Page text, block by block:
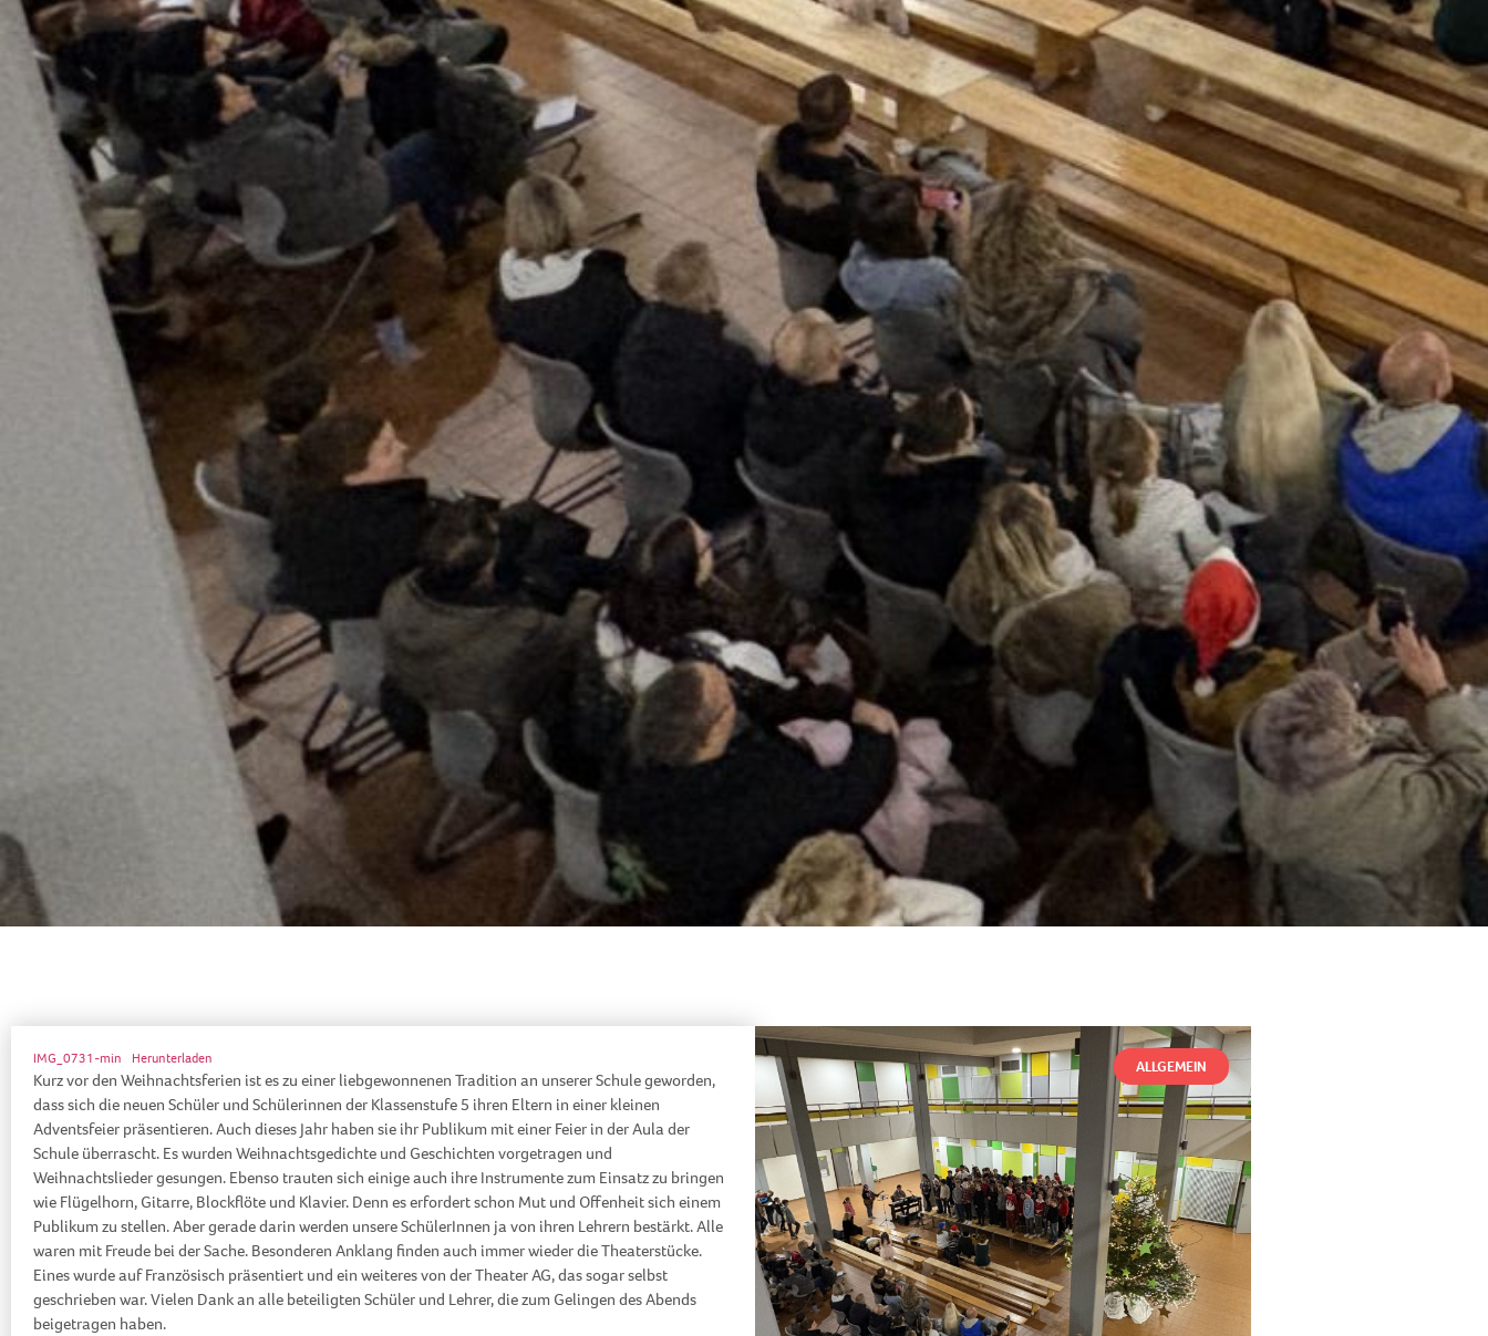
IMG_0731-min Herunterladen
Kurz vor den Weihnachtsferien ist es zu einer liebgewonnenen Tradition an unserer Schule geworden,
dass sich die neuen Schüler und Schülerinnen der Klassenstufe 5 ihren Eltern in einer kleinen
Adventsfeier präsentieren. Auch dieses Jahr haben sie ihr Publikum mit einer Feier in der Aula der
Schule überrascht. Es wurden Weihnachtsgedichte und Geschichten vorgetragen und
Weihnachtslieder gesungen. Ebenso trauten sich einige auch ihre Instrumente zum Einsatz zu bringen
wie Flügelhorn, Gitarre, Blockflöte und Klavier. Denn es erfordert schon Mut und Offenheit sich einem
Publikum zu stellen. Aber gerade darin werden unsere SchülerInnen ja von ihren Lehrern bestärkt. Alle
waren mit Freude bei der Sache. Besonderen Anklang finden auch immer wieder die Theaterstücke.
Eines wurde auf Französisch präsentiert und ein weiteres von der Theater AG, das sogar selbst
geschrieben war. Vielen Dank an alle beteiligten Schüler und Lehrer, die zum Gelingen des Abends
beigetragen haben.
ALLGEMEIN